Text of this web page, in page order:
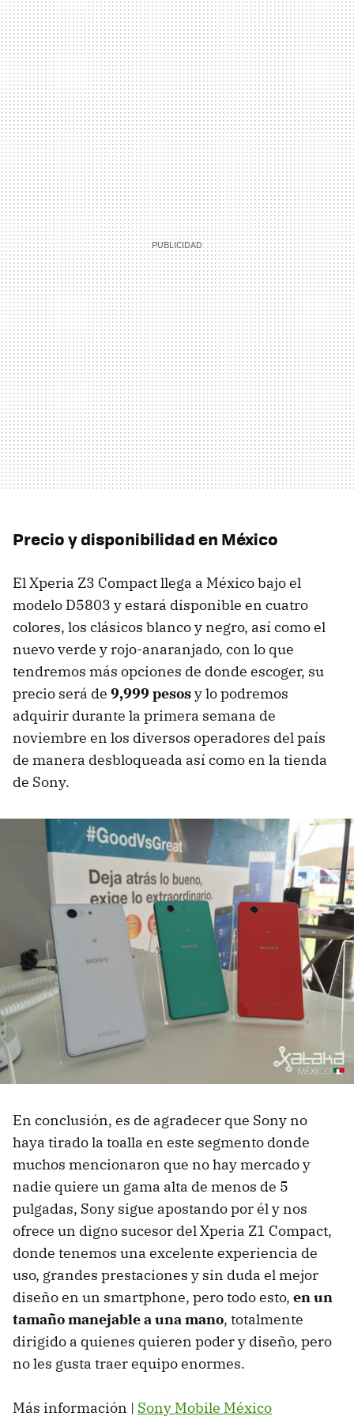
Precio y disponibilidad en México
El Xperia Z3 Compact llega a México bajo el
modelo D5803 y estará disponible en cuatro
colores, los clásicos blanco y negro, así como el
nuevo verde y rojo-anaranjado, con lo que
tendremos más opciones de donde escoger, su
precio será de 9,999 pesosy lo podremos
adquirir durante la primera semana de
noviembre en los diversos operadores del país
de manera desbloqueada así como en la tienda
de Sony.
En conclusión, es de agradecer que Sony no
haya tirado la toalla en este segmento donde
muchos mencionaron que no hay mercado y
nadie quiere un gama alta de menos de 5
pulgadas, Sony sigue apostando por él y nos
ofrece un digno sucesor del Xperia Z1 Compact,
donde tenemos una excelente experiencia de
uso, grandes prestaciones y sin duda el mejor
diseño en un smartphone, pero todo esto, en un
tamaño manejable a una mano, totalmente
dirigido a quienes quieren poder y diseño, pero
no les gusta traer equipo enormes.
Más información | Sony Mobile México